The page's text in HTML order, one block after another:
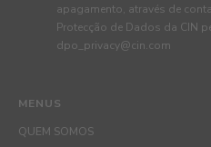
MENUS
QUEM SOMOS
apagamento, através de
Protecção de Dados da CIN
dpo_privacy@cin.com